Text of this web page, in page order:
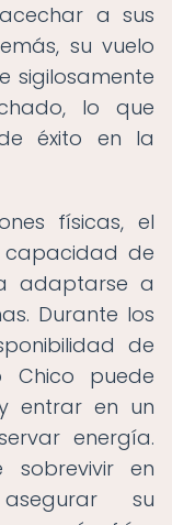
a sus
su vuelo
sigilosamente
lo que
éxito en la
físicas, el
capacidad de
adaptarse a
Durante los
de
Chico puede
entrar en un
energía.
sobrevivir en
su